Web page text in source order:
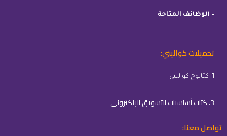
– الوظائف المتاحة
تحميلات كواليتي:
1. كتالوج كواليتي
3. كتاب أساسيات التسويق الإلكتروني
تواصل معنا: